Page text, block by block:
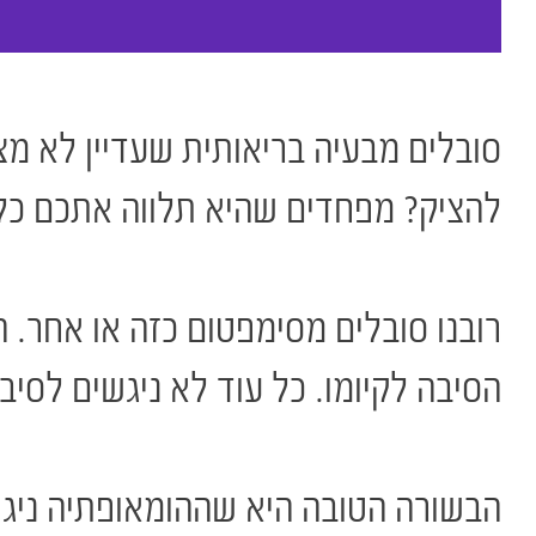
סובלים מבעיה בריאותית שעדיין
להציק? מפחדים שהיא תלווה אתכם
רובנו סובלים מסימפטום כזה או
הסיבה לקיומו. כל עוד לא ניגשים
הבשורה הטובה היא שההומאופתיה